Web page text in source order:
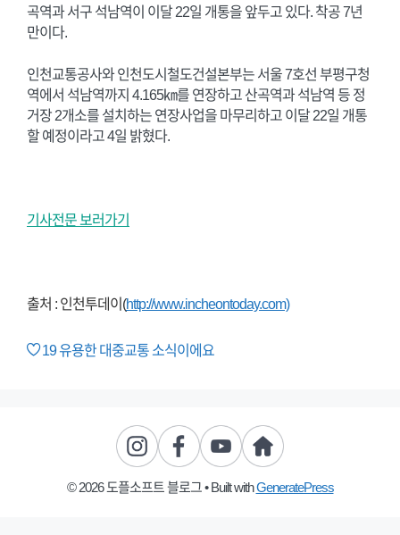
곡역과 서구 석남역이 이달 22일 개통을 앞두고 있다. 착공 7년
만이다.
인천교통공사와 인천도시철도건설본부는 서울 7호선 부평구청
역에서 석남역까지 4.165㎞를 연장하고 산곡역과 석남역 등 정
거장 2개소를 설치하는 연장사업을 마무리하고 이달 22일 개통
할 예정이라고 4일 밝혔다.
기사전문 보러가기
출처 : 인천투데이(http://www.incheontoday.com)
19유용한 대중교통 소식이에요
© 2026 도플소프트 블로그• Built withGeneratePress